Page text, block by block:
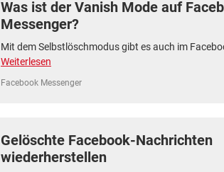
Was ist der Vanish Mode auf
Messenger?
Mit dem Selbstlöschmodus gibt es auch im
Weiterlesen
Facebook Messenger
Gelöschte Facebook-Nachrichten
wiederherstellen